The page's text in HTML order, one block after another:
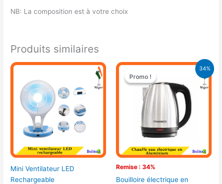
NB: La composition est à votre choix
Produits similaires
Mini Ventilateur LED
Rechargeable
34%
Promo !
Remise : 34%
Promo !
Bouilloire électrique en
Le
prix
initial
était :
9.900 CFA.
Le
est :
6.500 CFA.